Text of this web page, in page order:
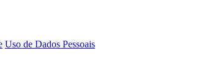
Uso de Dados Pessoais